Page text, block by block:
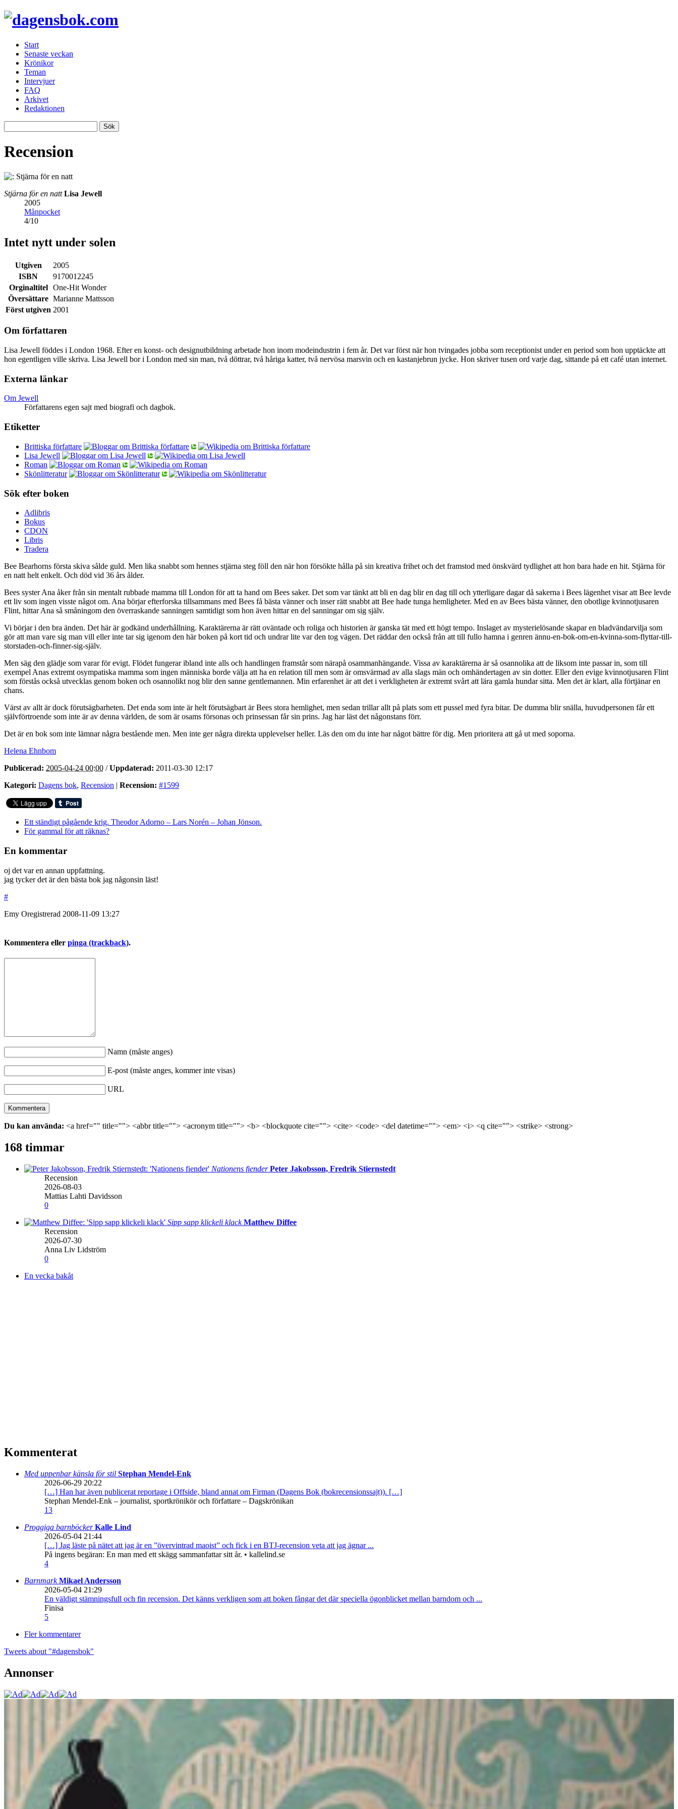
Start
Senaste veckan
Krönikor
Teman
Intervjuer
FAQ
Arkivet
Redaktionen
Recension
Stjärna för en natt Lisa Jewell
2005
Månpocket
4/10
Intet nytt under solen
Utgiven
2005
ISBN
9170012245
Orginaltitel
One-Hit Wonder
Översättare Marianne Mattsson
Först utgiven 2001
Om författaren
Lisa Jewell föddes i London 1968. Efter en konst- och designutbildning arbetade hon inom modeindustrin i fem år. Det var först när hon tvingades jobba som receptionist under en period som hon upptäckte att
hon egentligen ville skriva. Lisa Jewell bor i London med sin man, två döttrar, två håriga katter, två nervösa marsvin och en kastanjebrun jycke. Hon skriver tusen ord varje dag, sittande på ett café utan internet.
Externa länkar
Om Jewell
Författarens egen sajt med biografi och dagbok.
Etiketter
Brittiska författare
Lisa Jewell
Roman
Skönlitteratur
Sök efter boken
Adlibris
Bokus
CDON
Libris
Tradera
Bee Bearhorns första skiva sålde guld. Men lika snabbt som hennes stjärna steg föll den när hon försökte hålla på sin kreativa frihet och det framstod med önskvärd tydlighet att hon bara hade en hit. Stjärna för
en natt helt enkelt. Och död vid 36 års ålder.
Bees syster Ana åker från sin mentalt rubbade mamma till London för att ta hand om Bees saker. Det som var tänkt att bli en dag blir en dag till och ytterligare dagar då sakerna i Bees lägenhet visar att Bee levde
ett liv som ingen visste något om. Ana börjar efterforska tillsammans med Bees få bästa vänner och inser rätt snabbt att Bee hade tunga hemligheter. Med en av Bees bästa vänner, den obotlige kvinnotjusaren
Flint, hittar Ana så småningom den överraskande sanningen samtidigt som hon även hittar en del sanningar om sig själv.
Vi börjar i den bra änden. Det här är godkänd underhållning. Karaktärerna är rätt oväntade och roliga och historien är ganska tät med ett högt tempo. Inslaget av mysterielösande skapar en bladvändarvilja som
gör att man vare sig man vill eller inte tar sig igenom den här boken på kort tid och undrar lite var den tog vägen. Det räddar den också från att till fullo hamna i genren ännu-en-bok-om-en-kvinna-som-flyttar-till-
storstaden-och-finner-sig-själv.
Men säg den glädje som varar för evigt. Flödet fungerar ibland inte alls och handlingen framstår som närapå osammanhängande. Vissa av karaktärerna är så osannolika att de liksom inte passar in, som till
exempel Anas extremt osympatiska mamma som ingen människa borde välja att ha en relation till men som är omsvärmad av alla slags män och omhändertagen av sin dotter. Eller den evige kvinnotjusaren Flint
som förstås också utvecklas genom boken och osannolikt nog blir den sanne gentlemannen. Min erfarenhet är att det i verkligheten är extremt svårt att lära gamla hundar sitta. Men det är klart, alla förtjänar en
chans.
Värst av allt är dock förutsägbarheten. Det enda som inte är helt förutsägbart är Bees stora hemlighet, men sedan trillar allt på plats som ett pussel med fyra bitar. De dumma blir snälla, huvudpersonen får ett
självförtroende som inte är av denna världen, de som är osams försonas och prinsessan får sin prins. Jag har läst det någonstans förr.
Det är en bok som inte lämnar några bestående men. Men inte ger några direkta upplevelser heller. Läs den om du inte har något bättre för dig. Men prioritera att gå ut med soporna.
Helena Ehnbom
Publicerad: 2005-04-24 00:00 /Uppdaterad: 2011-03-30 12:17
Kategori: Dagens bok, Recension | Recension: #1599
Ett ständigt pågående krig. Theodor Adorno – Lars Norén – Johan Jönson.
För gammal för att räknas?
En kommentar
oj det var en annan uppfattning.
jag tycker det är den bästa bok jag någonsin läst!
#
Emy Oregistrerad 2008-11-09 13:27
Kommentera eller pinga (trackback).
Namn (måste anges)
E-post (måste anges, kommer inte visas)
URL
Du kan använda: <a href="" title=""> <abbr title=""> <acronym title=""> <b> <blockquote cite=""> <cite> <code> <del datetime=""> <em> <i> <q cite=""> <strike> <strong>
168 timmar
Nationens fiender Peter Jakobsson, Fredrik Stiernstedt
Recension
2026-08-03
Mattias Lahti Davidsson
0
Sipp sapp klickeli klack Matthew Diffee
Recension
2026-07-30
Anna Liv Lidström
0
En vecka bakåt
Kommenterat
Med uppenbar känsla för stil Stephan Mendel-Enk
2026-06-29 20:22
[…] Han har även publicerat reportage i Offside, bland annat om Firman (Dagens Bok (bokrecensionssajt)). […]
Stephan Mendel-Enk – journalist, sportkrönikör och författare – Dagskrönikan
13
Proggiga barnböckerKalle Lind
2026-05-04 21:44
[…] Jag läste på nätet att jag är en ”övervintrad maoist” och fick i en BTJ-recension veta att jag ägnar ...
På ingens begäran: En man med ett skägg sammanfattar sitt år. • kallelind.se
4
BarnmarkMikael Andersson
2026-05-04 21:29
En väldigt stämningsfull och fin recension. Det känns verkligen som att boken fångar det där speciella ögonblicket mellan barndom och ...
Finisa
5
Fler kommentarer
Tweets about "#dagensbok"
Annonser